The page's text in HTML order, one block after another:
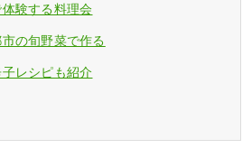
体験する料理会
の旬野菜で作る
レシピも紹介